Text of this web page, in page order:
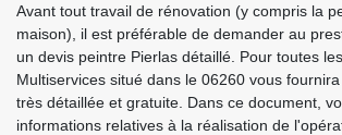
Avant tout travail de rénovation (y compris la
maison), il est préférable de demander au
un devis peintre Pierlas détaillé. Pour toutes
Multiservices situé dans le 06260 vous
très détaillée et gratuite. Dans ce document,
informations relatives à la réalisation de